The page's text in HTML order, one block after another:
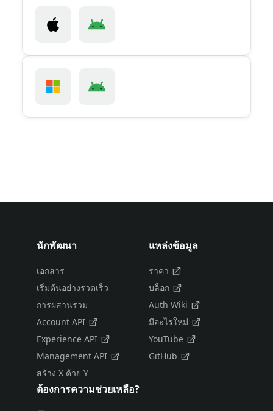
นักพัฒนา
เอกสาร
เริ่มต้นอย่างรวดเร็ว
การผสานรวม
Account API
Experience API
Management API
สร้าง X ด้วย Y
แหล่งข้อมูล
ราคา
บล็อก
Auth Wiki
มีอะไรใหม่
YouTube
GitHub
ต้องการความช่วยเหลือ?